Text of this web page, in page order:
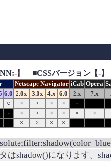
-】 ■CSSバージョン【-】
Netscape Navigator iCab Opera
6.0 2.0x 3.0x 4.x 6.0 2.x 7.x
○ × × × ×
-
- × × × × ×
×
- × × × × -
はshadow()になります。